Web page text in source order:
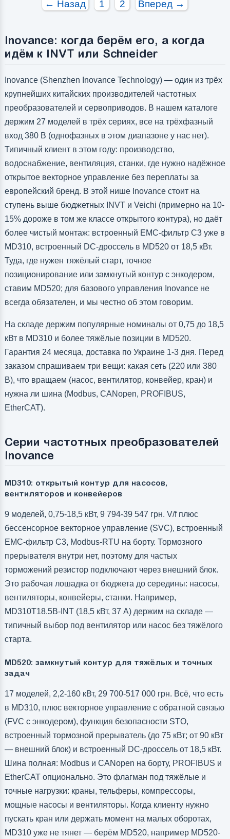
← Назад 1 2 Вперед →
Inovance: когда берём его, а когда
идём к INVT или Schneider
Inovance (Shenzhen Inovance Technology) — один из трёх
крупнейших китайских производителей частотных
преобразователей и сервоприводов. В нашем каталоге
держим 27 моделей в трёх сериях, все на трёхфазный
вход 380 В (однофазных в этом диапазоне у нас нет).
Типичный клиент в этом году: производство,
водоснабжение, вентиляция, станки, где нужно надёжное
открытое векторное управление без переплаты за
европейский бренд. В этой нише Inovance стоит на
ступень выше бюджетных INVT и Veichi (примерно на 10-
15% дороже в том же классе открытого контура), но даёт
более чистый монтаж: встроенный EMC-фильтр C3 уже в
MD310, встроенный DC-дроссель в MD520 от 18,5 кВт.
Туда, где нужен тяжёлый старт, точное
позиционирование или замкнутый контур с энкодером,
ставим MD520; для базового управления Inovance не
всегда обязателен, и мы честно об этом говорим.
На складе держим популярные номиналы от 0,75 до 18,5
кВт в MD310 и более тяжёлые позиции в MD520.
Гарантия 24 месяца, доставка по Украине 1-3 дня. Перед
заказом спрашиваем три вещи: какая сеть (220 или 380
В), что вращаем (насос, вентилятор, конвейер, кран) и
нужна ли шина (Modbus, CANopen, PROFIBUS,
EtherCAT).
Серии частотных преобразователей
Inovance
MD310: открытый контур для насосов,
вентиляторов и конвейеров
9 моделей, 0,75-18,5 кВт, 9 794-39 547 грн. V/f плюс
бессенсорное векторное управление (SVC), встроенный
EMC-фильтр C3, Modbus-RTU на борту. Тормозного
прерывателя внутри нет, поэтому для частых
торможений резистор подключают через внешний блок.
Это рабочая лошадка от бюджета до середины: насосы,
вентиляторы, конвейеры, станки. Например,
MD310T18.5B-INT (18,5 кВт, 37 А) держим на складе —
типичный выбор под вентилятор или насос без тяжёлого
старта.
MD520: замкнутый контур для тяжёлых и точных
задач
17 моделей, 2,2-160 кВт, 29 700-517 000 грн. Всё, что есть
в MD310, плюс векторное управление с обратной связью
(FVC с энкодером), функция безопасности STO,
встроенный тормозной прерыватель (до 75 кВт; от 90 кВт
— внешний блок) и встроенный DC-дроссель от 18,5 кВт.
Шина полная: Modbus и CANopen на борту, PROFIBUS и
EtherCAT опционально. Это флагман под тяжёлые и
точные нагрузки: краны, тельферы, компрессоры,
мощные насосы и вентиляторы. Когда клиенту нужно
пускать кран или держать момент на малых оборотах,
MD310 уже не тянет — берём MD520, например MD520-